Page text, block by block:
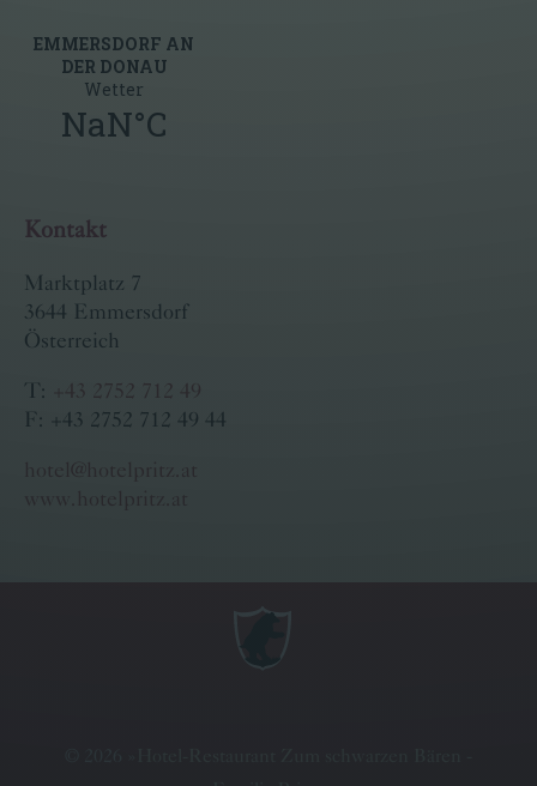
Kontakt
Marktplatz 7
3644 Emmersdorf
Österreich
T:
+43 2752 712 49
F: +43 2752 712 49 44
hotel@hotelpritz.at